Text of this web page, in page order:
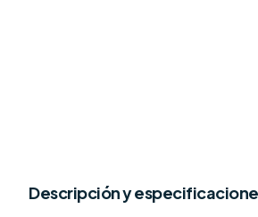
Descripción y